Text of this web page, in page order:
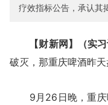
疗效指标公告，承认其
【财新网】（实
破灭，那重庆啤酒昨
9月26日晚，重庆啤